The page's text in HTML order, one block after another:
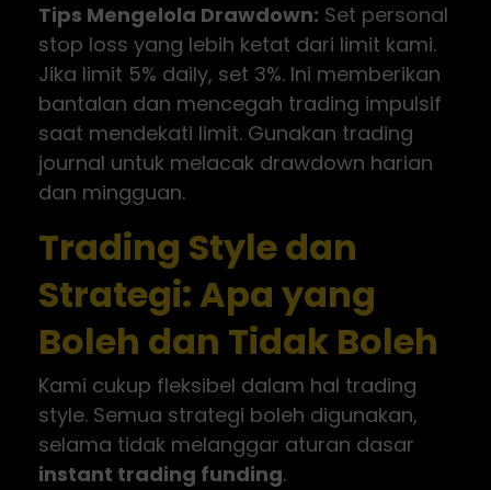
Tips Mengelola Drawdown: Set personal
stop loss yang lebih ketat dari limit kami.
Jika limit 5% daily, set 3%. Ini memberikan
bantalan dan mencegah trading impulsif
saat mendekati limit. Gunakan trading
journal untuk melacak drawdown harian
dan mingguan.
Trading Style dan
Strategi: Apa yang
Boleh dan Tidak Boleh
Kami cukup fleksibel dalam hal trading
style. Semua strategi boleh digunakan,
selama tidak melanggar aturan dasar
instant trading funding.